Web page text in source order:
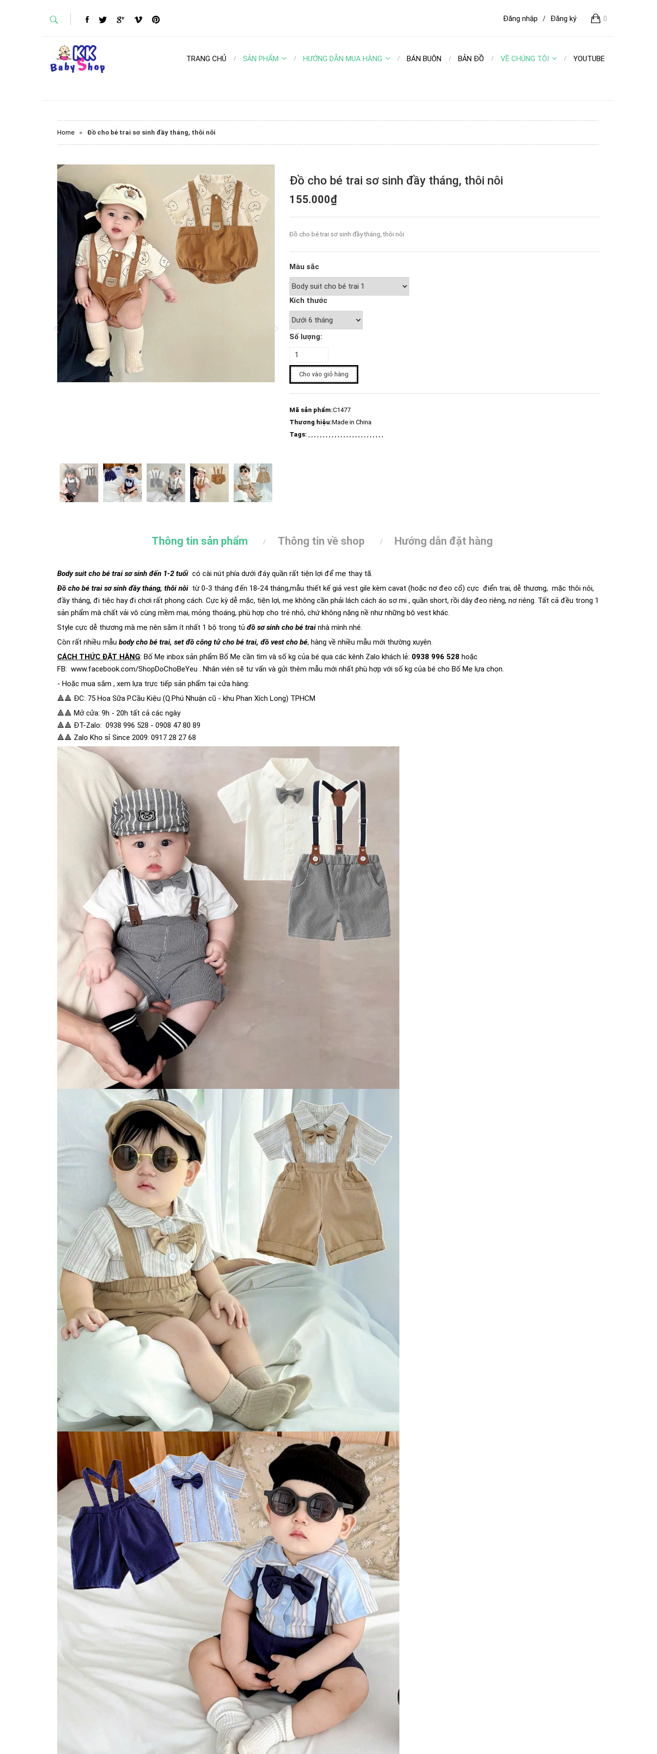
0
Đăng ký
/
Đăng nhập
TRANG CHỦ SẢN PHẨM HƯỚNG DẪN MUA HÀNG BÁN BUÔN BẢN ĐỒ VỀ CHÚNG TÔI YOUTUBE
Home » Đồ cho bé trai sơ sinh đầy tháng, thôi nôi
Đồ cho bé trai sơ sinh đầy tháng, thôi nôi
155.000₫
Đồ cho bé trai sơ sinh đầy tháng, thôi nôi
Màu sắc
Kích thước
Số lượng:
Cho vào giỏ hàng
Mã sản phẩm:C1477
Thương hiệu:Made in China
Tags: , , , , , , , , , , , , , , , , , , , , , , , , , ,
Thông tin sản phẩm Thông tin về shop Hướng dẫn đặt hàng
Body suit cho bé trai sơ sinh đến 1-2 tuổi có cài nút phía dưới đáy quần rất tiện lợi để mẹ thay tã.
Đồ cho bé trai sơ sinh đầy tháng, thôi nôi từ 0-3 tháng đến 18-24 tháng,mẫu thiết kế giả vest gile kèm cavat (hoặc nơ đeo cổ) cực điển trai, dễ thương, mặc thôi nôi,
đầy tháng, đi tiệc hay đi chơi rất phong cách. Cực kỳ dễ mặc, tiện lợi, mẹ không cần phải lách cách áo sơ mi , quần short, rồi dây đeo riêng, nơ riêng. Tất cả đều trong 1
sản phẩm mà chất vải vô cùng mềm mại, mỏng thoáng, phù hợp cho trẻ nhỏ, chứ không nặng nề như những bộ vest khác.
Style cực dễ thương mà mẹ nên sắm ít nhất 1 bộ trong tủ đồ sơ sinh cho bé trai nhà mình nhé.
Còn rất nhiều mẫu body cho bé trai, set đồ công tử cho bé trai, đồ vest cho bé, hàng về nhiều mẫu mới thường xuyên.
CÁCH THỨC ĐẶT HÀNG: Bố Mẹ inbox sản phẩm Bố Mẹ cần tìm và số kg của bé qua các kênh Zalo khách lẻ: 0938 996 528 hoặc
FB: www.facebook.com/ShopDoChoBeYeu . Nhân viên sẽ tư vấn và gửi thêm mẫu mới nhất phù hợp với số kg của bé cho Bố Mẹ lựa chọn.
- Hoặc mua sắm , xem lựa trực tiếp sản phẩm tại cửa hàng:
🔺🔺 ĐC: 75 Hoa Sữa P.Cầu Kiệu (Q.Phú Nhuận cũ - khu Phan Xích Long) TPHCM
🔺🔺 Mở cửa: 9h - 20h tất cả các ngày
🔺🔺 ĐT-Zalo: 0938 996 528 - 0908 47 80 89
🔺🔺 Zalo Kho sỉ Since 2009: 0917 28 27 68